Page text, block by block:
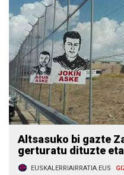
Altsasuko bi gazte
gerturatu dituzte
EUSKALERRIAIRRATIA.EUS